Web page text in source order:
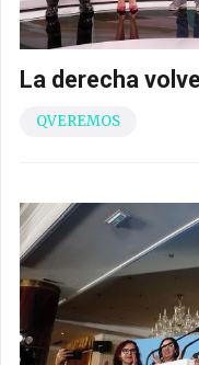
La derecha
QVEREMOS